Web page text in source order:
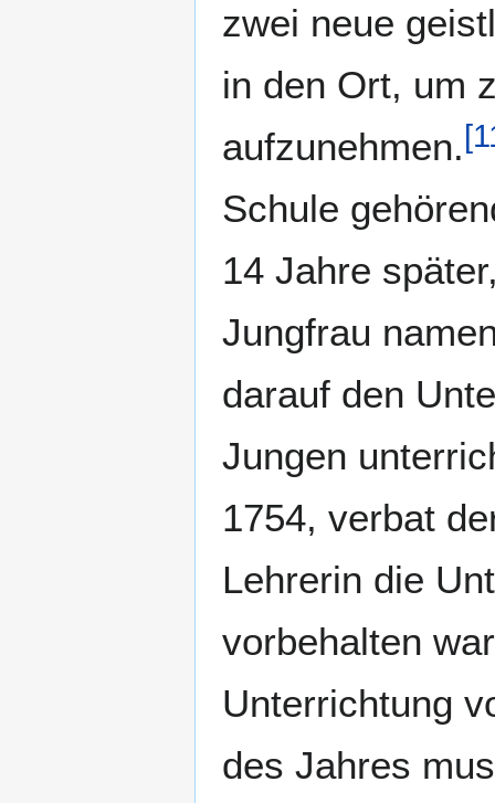
zwei neue
in den Ort, um
aufzunehmen.[
Schule
14 Jahre
Jungfrau
darauf den
Jungen
1754, verbat
Lehrerin die
vorbehalten
Unterrichtung
des Jahres